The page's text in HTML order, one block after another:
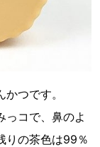
つです。
っコで、鼻のよ
りの茶色は99％